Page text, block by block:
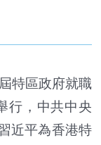
特區政府就職
行，中共中央
近平為香港特